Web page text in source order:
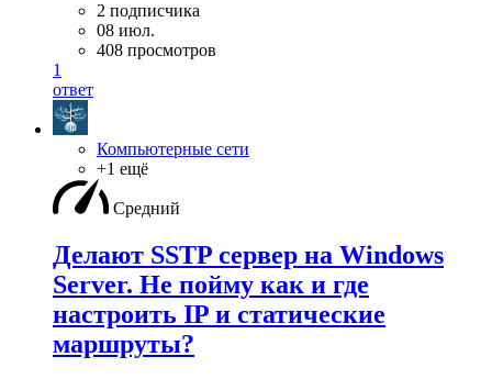
2 подписчика
08 июл.
408 просмотров
1
ответ
Компьютерные сети
+1 ещё
Средний
Делают SSTP сервер на Windows
Server. Не пойму как и где
настроить IP и статические
маршруты?